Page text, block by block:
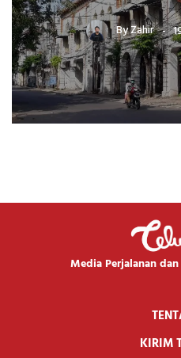
ByZahir
Media Perjalanan
KIRIM